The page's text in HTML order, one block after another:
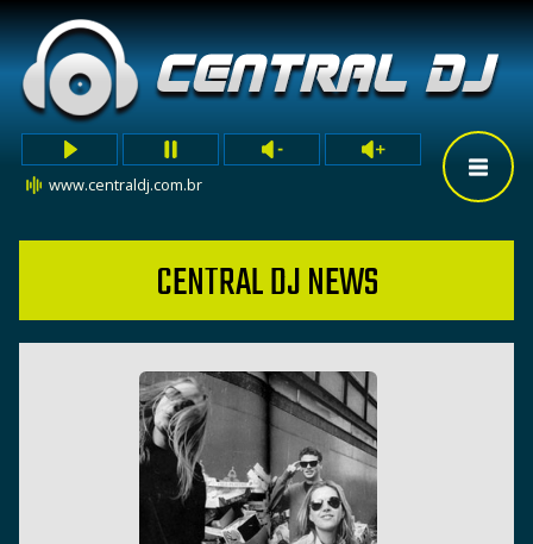
www.centraldj.com.br
CENTRAL DJ NEWS